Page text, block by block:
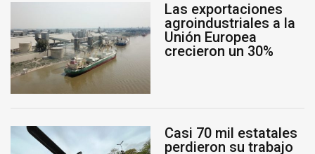
Las exportaciones
agroindustriales a la
Unión Europea
crecieron un 30%
Casi 70 mil estatales
perdieron su trabajo